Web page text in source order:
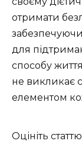
отримати
для
способу
не викликає
елементом
Оцініть статтю